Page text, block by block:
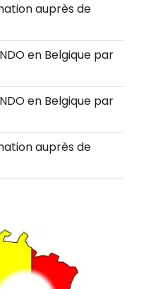
auprès de
en Belgique par
en Belgique par
auprès de